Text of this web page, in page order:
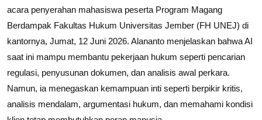
acara penyerahan mahasiswa peserta Program Magang
Berdampak Fakultas Hukum Universitas Jember (FH UNEJ) di
kantornya, Jumat, 12 Juni 2026. Alananto menjelaskan bahwa AI
saat ini mampu membantu pekerjaan hukum seperti pencarian
regulasi, penyusunan dokumen, dan analisis awal perkara.
Namun, ia menegaskan kemampuan inti seperti berpikir kritis,
analisis mendalam, argumentasi hukum, dan memahami kondisi